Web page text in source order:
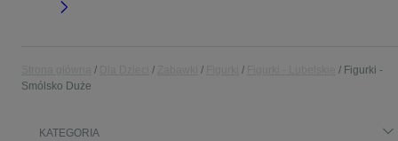
Figurki -
Smólsko Duże
KATEGORIA